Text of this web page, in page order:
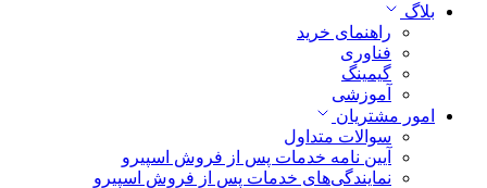
بلاگ
راهنمای خرید
فناوری
گیمینگ
آموزشی
امور مشتریان
سوالات متداول
آیین نامه خدمات پس از فروش اسپیرو
نمایندگی‌های خدمات پس از فروش اسپیرو